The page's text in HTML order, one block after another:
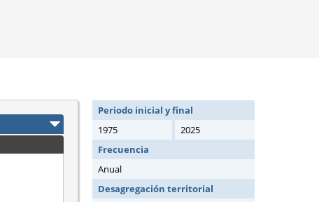
Periodo inicial y final
1975
2025
Frecuencia
Anual
Desagregación territorial